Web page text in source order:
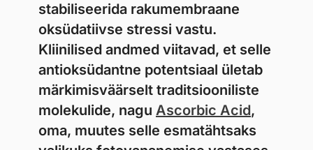
stabiliseerida rakumembraane
oksüdatiivse stressi vastu.
Kliinilised andmed viitavad, et selle
antioksüdantne potentsiaal ületab
märkimisväärselt traditsiooniliste
molekulide, nagu Ascorbic Acid,
oma, muutes selle esmatähtsaks